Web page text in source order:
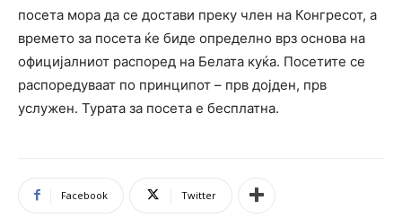
посета мора да се достави преку член на Конгресот, а
времето за посета ќе биде определно врз основа на
официјалниот распоред на Белата куќа. Посетите се
распоредуваат по принципот – прв дојден, прв
услужен. Турата за посета е бесплатна.
Facebook Twitter